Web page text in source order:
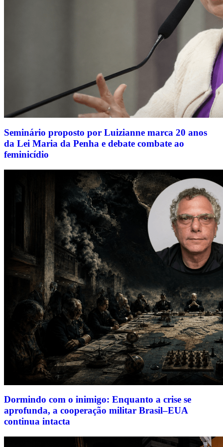
Seminário proposto por Luizianne marca 20 anos
da Lei Maria da Penha e debate combate ao
feminicídio
Dormindo com o inimigo: Enquanto a crise se
aprofunda, a cooperação militar Brasil–EUA
continua intacta